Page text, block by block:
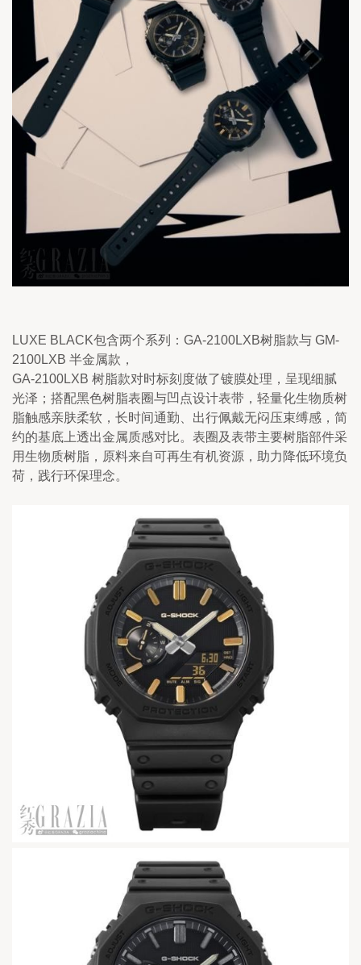
LUXE BLACK包含两个系列：GA-2100LXB树脂款与 GM-
2100LXB 半金属款，
GA-2100LXB 树脂款对时标刻度做了镀膜处理，呈现细腻
光泽；搭配黑色树脂表圈与凹点设计表带，轻量化生物质树
脂触感亲肤柔软，长时间通勤、出行佩戴无闷压束缚感，简
约的基底上透出金属质感对比。表圈及表带主要树脂部件采
用生物质树脂，原料来自可再生有机资源，助力降低环境负
荷，践行环保理念。